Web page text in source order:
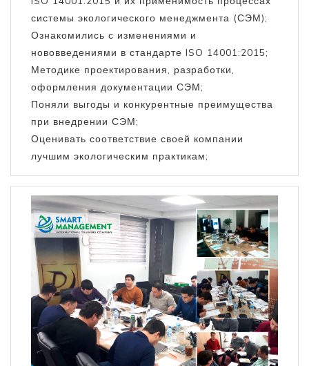
системы экологического менеджмента (СЭМ);
Ознакомились с изменениями и
нововведениями в стандарте ISO 14001:2015;
Методике проектирования, разработки,
оформления документации СЭМ;
Поняли выгоды и конкурентные преимущества
при внедрении СЭМ;
Оценивать соответствие своей компании
лучшим экологическим практикам;